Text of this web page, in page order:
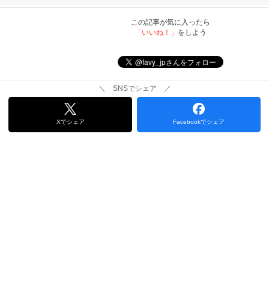
この記事が気に入ったら
「いいね！」 をしよう
＼ SNSでシェア ／
Xでシェア Facebookでシェア